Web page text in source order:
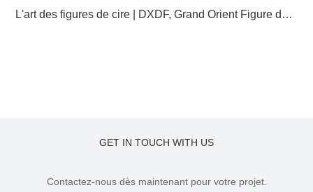
L'art des figures de cire | DXDF, Grand Orient Figure de cire
GET IN TOUCH WITH US
Contactez-nous dès maintenant pour votre projet.